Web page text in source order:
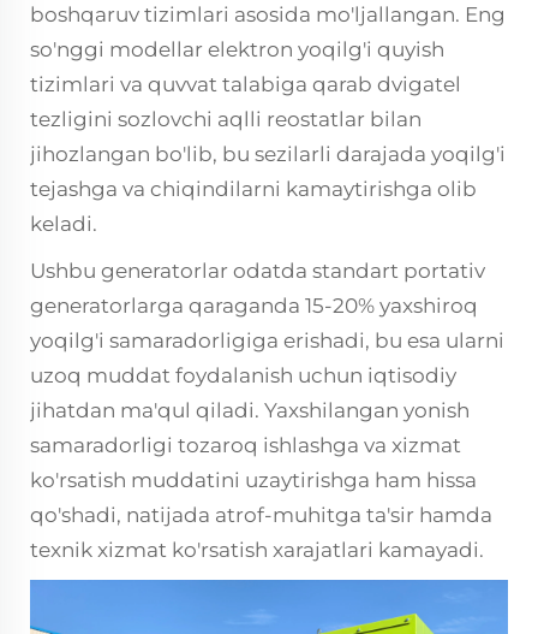
boshqaruv tizimlari asosida mo'ljallangan. Eng
so'nggi modellar elektron yoqilg'i quyish
tizimlari va quvvat talabiga qarab dvigatel
tezligini sozlovchi aqlli reostatlar bilan
jihozlangan bo'lib, bu sezilarli darajada yoqilg'i
tejashga va chiqindilarni kamaytirishga olib
keladi.
Ushbu generatorlar odatda standart portativ
generatorlarga qaraganda 15-20% yaxshiroq
yoqilg'i samaradorligiga erishadi, bu esa ularni
uzoq muddat foydalanish uchun iqtisodiy
jihatdan ma'qul qiladi. Yaxshilangan yonish
samaradorligi tozaroq ishlashga va xizmat
ko'rsatish muddatini uzaytirishga ham hissa
qo'shadi, natijada atrof-muhitga ta'sir hamda
texnik xizmat ko'rsatish xarajatlari kamayadi.